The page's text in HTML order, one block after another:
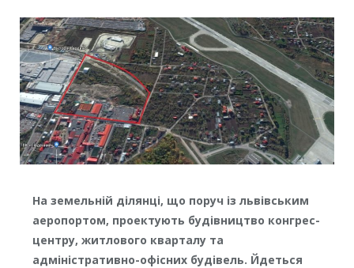
На земельній ділянці, що поруч із львівським
аеропортом, проектують будівництво конгрес-
центру, житлового кварталу та
адміністративно-офісних будівель. Йдеться